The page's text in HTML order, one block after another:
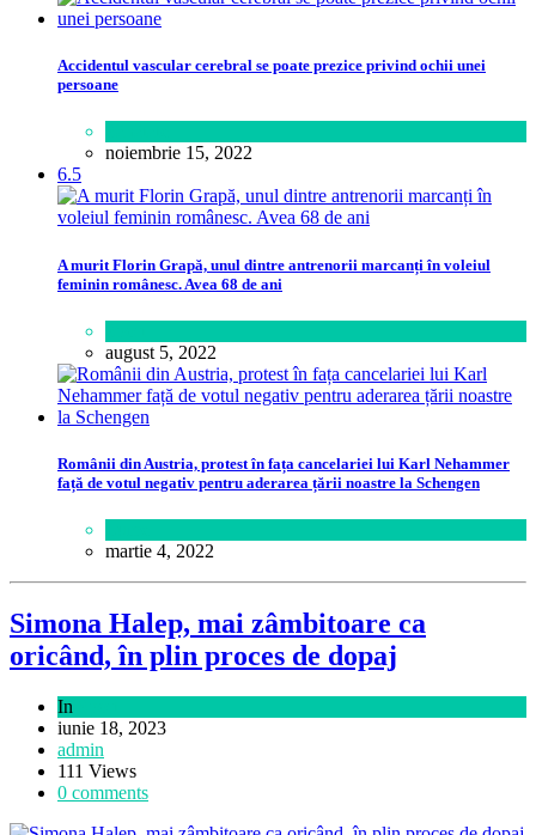
Accidentul vascular cerebral se poate prezice privind ochii unei
persoane
noiembrie 15, 2022
6.5
A murit Florin Grapă, unul dintre antrenorii marcanți în voleiul
feminin românesc. Avea 68 de ani
august 5, 2022
Românii din Austria, protest în fața cancelariei lui Karl Nehammer
față de votul negativ pentru aderarea țării noastre la Schengen
martie 4, 2022
Simona Halep, mai zâmbitoare ca
oricând, în plin proces de dopaj
In
iunie 18, 2023
admin
111 Views
0 comments